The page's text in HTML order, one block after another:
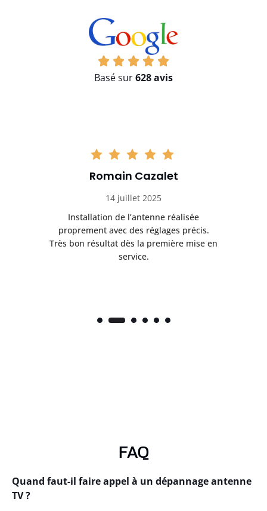
Basé sur628 avis
Romain Cazalet
14 juillet 2025
Installation de l’antenne réalisée
proprement avec des réglages précis.
Très bon résultat dès la première mise en
service.
FAQ
Quand faut-il faire appel à un dépannage antenne
TV ?